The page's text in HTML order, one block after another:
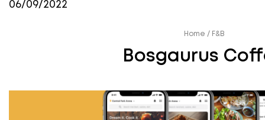
06/09/2022
Home / F&B
Bosgaurus